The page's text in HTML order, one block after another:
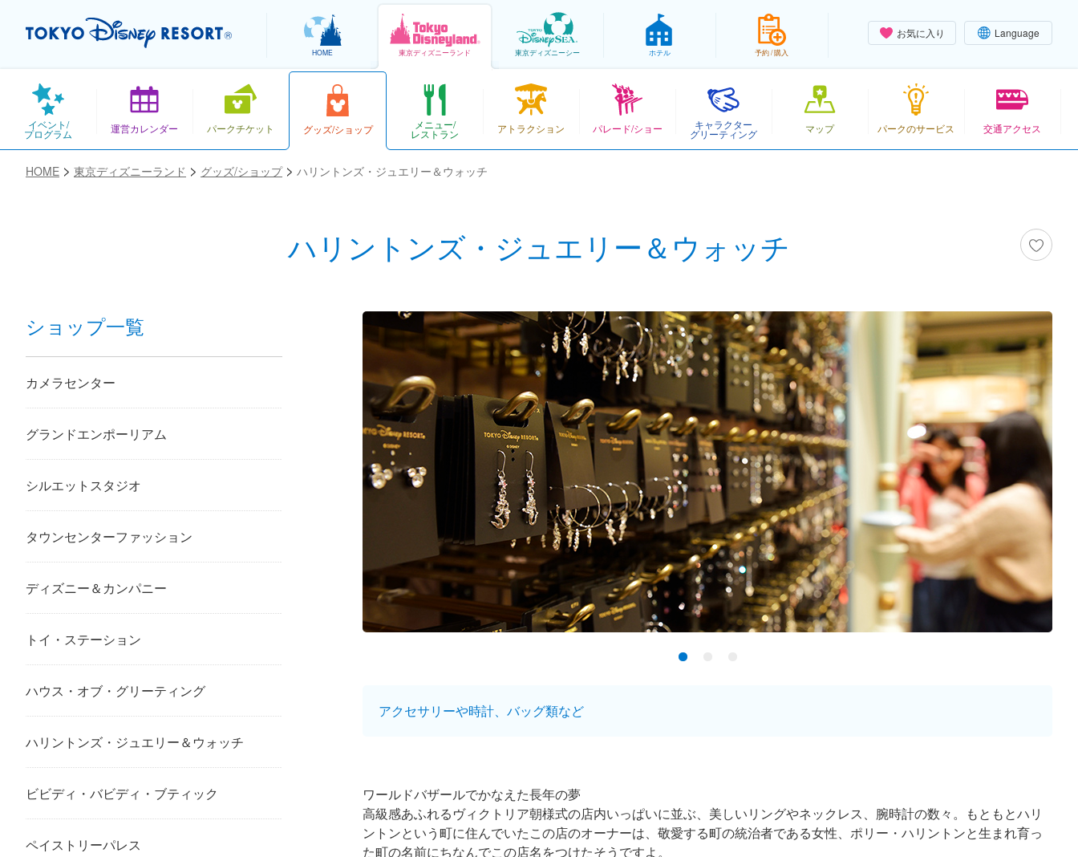
お気に入り Language
HOME 東京ディズニーランド 東京ディズニーシー ホテル 予約 / 購入
イベント/
プログラム 運営カレンダー パークチケット グッズ/ショップ メニュー/
レストラン アトラクション パレード/ショー キャラクター
グリーティング マップ パークのサービス 交通アクセス
HOME 東京ディズニーランド グッズ/ショップ ハリントンズ・ジュエリー＆ウォッチ
ハリントンズ・ジュエリー＆ウォッチ
アクセサリーや時計、バッグ類など
ワールドバザールでかなえた長年の夢
高級感あふれるヴィクトリア朝様式の店内いっぱいに並ぶ、美しいリングやネックレス、腕時計の数々。もともとハリ
ントンという町に住んでいたこの店のオーナーは、敬愛する町の統治者である女性、ポリー・ハリントンと生まれ育っ
た町の名前にちなんでこの店名をつけたそうですよ。
ショップ一覧
カメラセンター
グランドエンポーリアム
シルエットスタジオ
タウンセンターファッション
ディズニー＆カンパニー
トイ・ステーション
ハウス・オブ・グリーティング
ハリントンズ・ジュエリー＆ウォッチ
ビビディ・バビディ・ブティック
ペイストリーパレス